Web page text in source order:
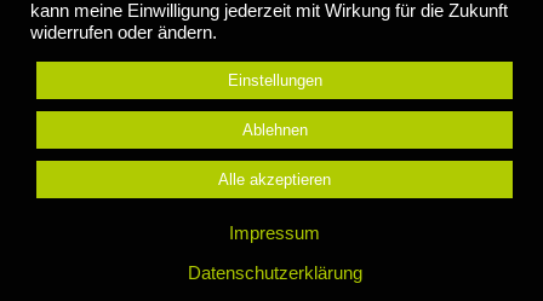
Anmelden
© 2022 Center for Entrepreneurship Hochschule
Impressum|
kann meine Einwilligung jederzeit mit Wirkung für die Zukunft
widerrufen oder ändern.
Einstellungen
Ablehnen
Alle akzeptieren
Impressum
Datenschutzerklärung